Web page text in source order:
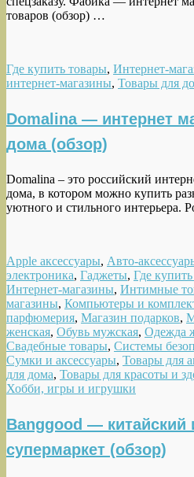
товаров (обзор) …
Где купить товары, Интернет-
интернет-магазины, Товары для
Domalina — интернет
дома (обзор)
Domalina – это российский
дома, в котором можно купить
уютного и стильного интерьера.
Apple аксессуары, Авто-
электроника, Гаджеты, Где
Интернет-магазины, Интимные
магазины, Компьютеры и
парфюмерия, Магазин подарков,
женская, Обувь мужская, Одежда
Свадебные товары, Системы
Сумки и аксессуары, Товары для
для дома, Товары для красоты и
Хобби, игры и игрушки
Banggood — китайский
супермаркет (обзор)